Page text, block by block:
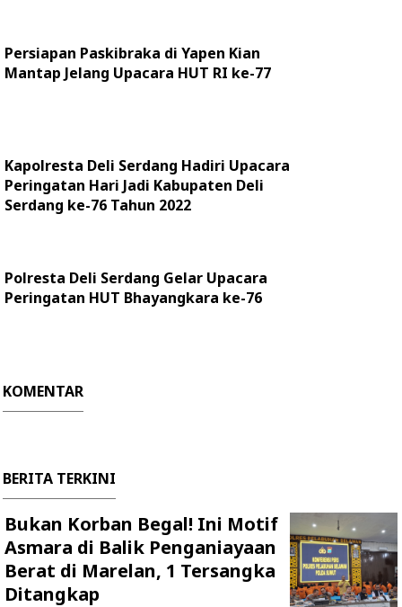
Persiapan Paskibraka di Yapen Kian
Mantap Jelang Upacara HUT RI ke-77
Kapolresta Deli Serdang Hadiri Upacara
Peringatan Hari Jadi Kabupaten Deli
Serdang ke-76 Tahun 2022
Polresta Deli Serdang Gelar Upacara
Peringatan HUT Bhayangkara ke-76
KOMENTAR
BERITA TERKINI
Bukan Korban Begal! Ini Motif
Asmara di Balik Penganiayaan
Berat di Marelan, 1 Tersangka
Ditangkap